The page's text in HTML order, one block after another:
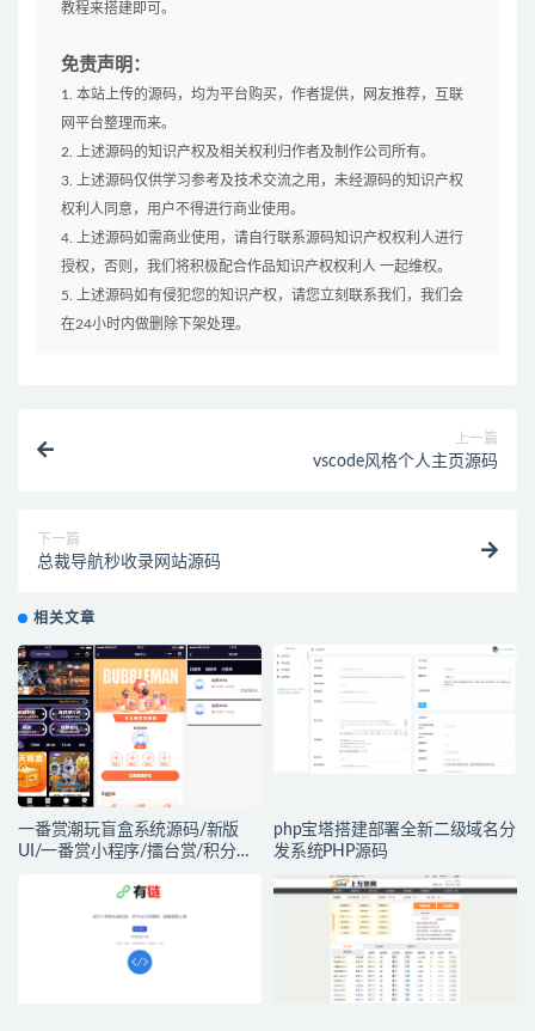
教程来搭建即可。
免责声明：
1. 本站上传的源码，均为平台购买，作者提供，网友推荐，互联
网平台整理而来。
2. 上述源码的知识产权及相关权利归作者及制作公司所有。
3. 上述源码仅供学习参考及技术交流之用，未经源码的知识产权
权利人同意，用户不得进行商业使用。
4. 上述源码如需商业使用，请自行联系源码知识产权权利人进行
授权，否则，我们将积极配合作品知识产权权利人 一起维权。
5. 上述源码如有侵犯您的知识产权，请您立刻联系我们，我们会
在24小时内做删除下架处理。
上一篇
vscode风格个人主页源码
下一篇
总裁导航秒收录网站源码
相关文章
一番赏潮玩盲盒系统源码/新版
UI/一番赏小程序/擂台赏/积分赏/
php宝塔搭建部署全新二级域名分
发系统PHP源码